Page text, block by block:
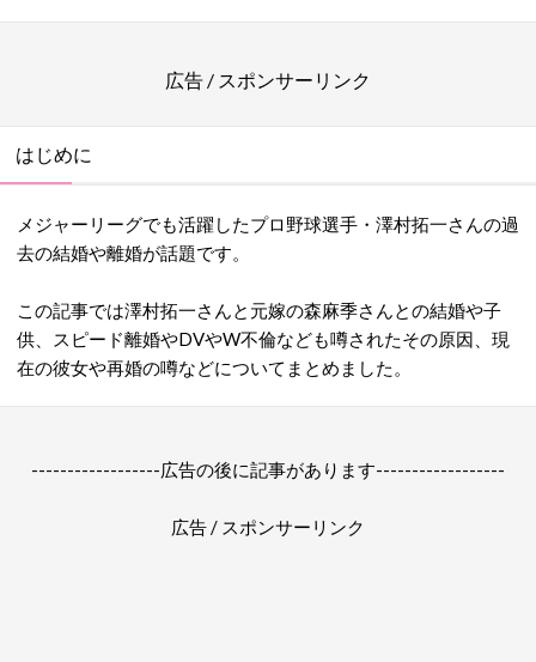
広告 / スポンサーリンク
はじめに
メジャーリーグでも活躍したプロ野球選手・澤村拓一さんの過
去の結婚や離婚が話題です。
この記事では澤村拓一さんと元嫁の森麻季さんとの結婚や子
供、スピード離婚やDVやW不倫なども噂されたその原因、現
在の彼女や再婚の噂などについてまとめました。
------------------広告の後に記事があります------------------
広告 / スポンサーリンク